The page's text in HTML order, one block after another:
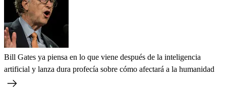
Bill Gates ya piensa en lo que viene después de la inteligencia
artificial y lanza dura profecía sobre cómo afectará a la humanidad